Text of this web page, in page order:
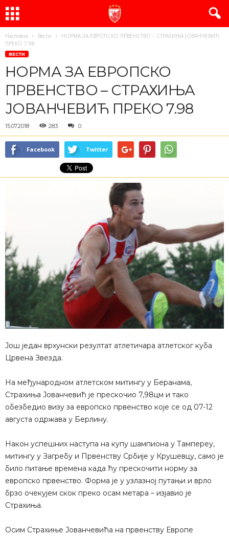
Насловна Вести
НОРМА ЗА ЕВРОПСКО ПРВЕНСТВО – СТРАХИЊА ЈОВАНЧЕВИЋ
ПРЕКО 7.98
ВЕСТИ
НОРМА ЗА ЕВРОПСКО
ПРВЕНСТВО – СТРАХИЊА
ЈОВАНЧЕВИЋ ПРЕКО 7.98
15.07.2018 283 0
Facebook Twitter
Још један врхунски резултат атлетичара атлетског куба
Црвена Звезда.
На међународном атлетском митингу у Беранама,
Страхиња Јованчевић је прескочио 7,98цм и тако
обезбедио визу за европско првенство које се од 07-12
августа одржава у Берлину.
Након успешних наступа на купу шампиона у Тампереу,
митингу у Загребу и Првенству Србије у Крушевцу, само је
било питање времена када ћу прескочити норму за
европско првенство. Форма је у узлазној путањи и врло
брзо очекујем скок преко осам метара – изјавио је
Страхиња.
Осим Страхиње Јованчевића на првенству Европе